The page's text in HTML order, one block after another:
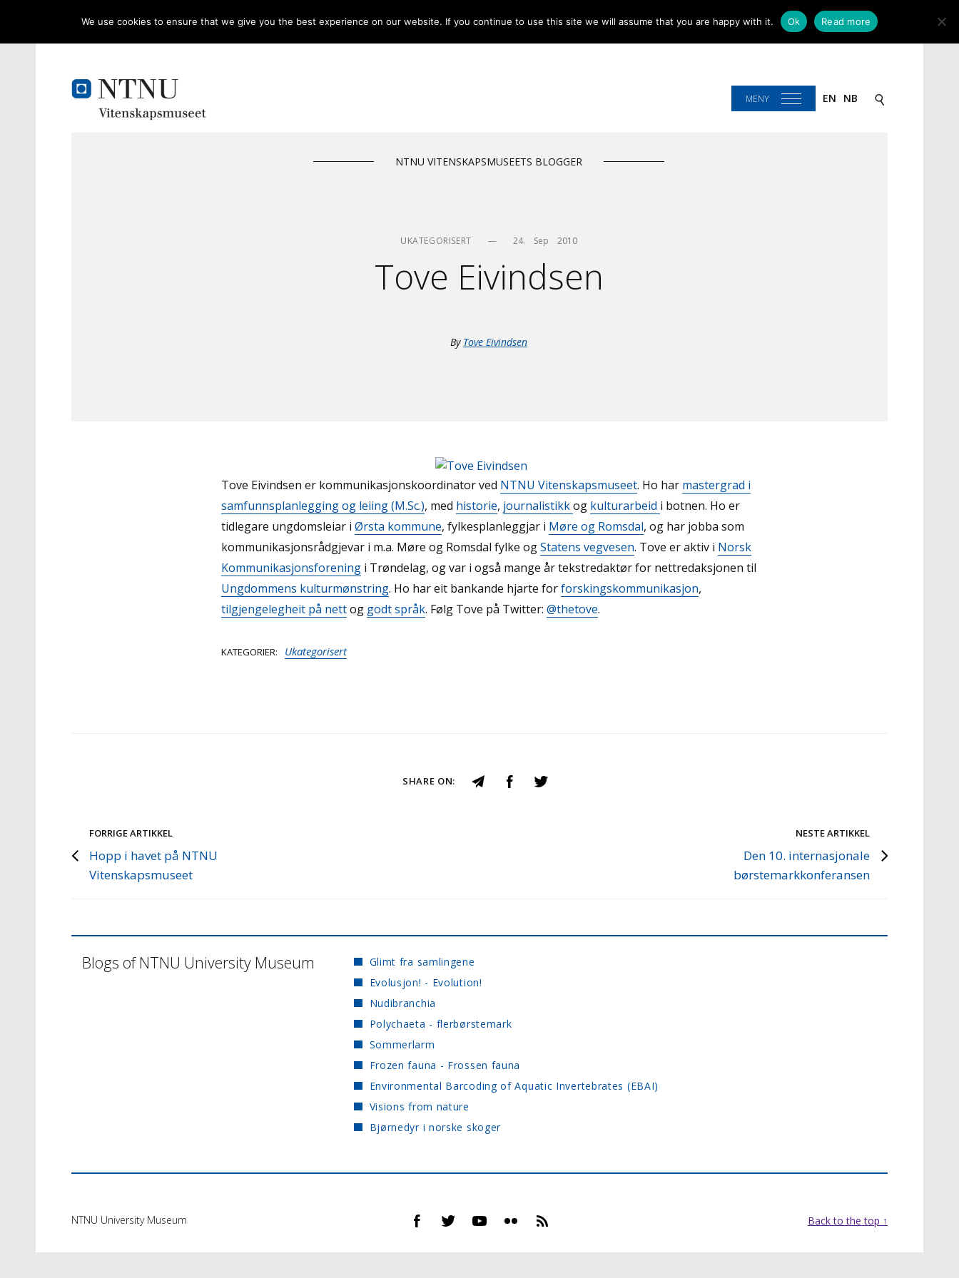
MENY EN NB
NTNU VITENSKAPSMUSEETS BLOGGER
UKATEGORISERT — 24.    Sep    2010
Tove Eivindsen
By Tove Eivindsen
Tove Eivindsen er kommunikasjonskoordinator ved NTNU Vitenskapsmuseet. Ho har mastergrad i
samfunnsplanlegging og leiing (M.Sc.), med historie, journalistikkog kulturarbeid i botnen. Ho er
tidlegare ungdomsleiar i Ørsta kommune, fylkesplanleggjar i Møre og Romsdal, og har jobba som
kommunikasjonsrådgjevar i m.a. Møre og Romsdal fylke ogStatens vegvesen. Tove er aktiv i Norsk
Kommunikasjonsforening i Trøndelag, og var i også mange år tekstredaktør for nettredaksjonen til
Ungdommens kulturmønstring. Ho har eit bankande hjarte forforskingskommunikasjon,
tilgjengelegheit på nettog godt språk. Følg Tove på Twitter: @thetove.
KATEGORIER Ukategorisert
SHARE ON:
FORRIGE ARTIKKEL
Hopp i havet på NTNU
Vitenskapsmuseet
NESTE ARTIKKEL
Den 10. internasjonale
børstemarkkonferansen
Blogs of NTNU University Museum
Glimt fra samlingene
Evolusjon! - Evolution!
Nudibranchia
Polychaeta - flerbørstemark
Sommerlarm
Frozen fauna - Frossen fauna
Environmental Barcoding of Aquatic Invertebrates (EBAI)
Visions from nature
Bjørnedyr i norske skoger
NTNU University Museum Back to the top ↑
We use cookies to ensure that we give you the best experience on our website. If you continue to use this site we will assume that you are happy with it. Ok Read more